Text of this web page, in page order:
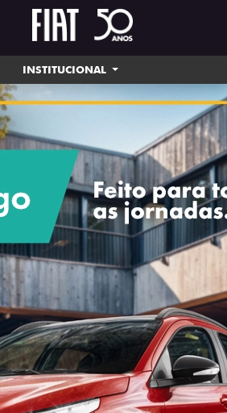
INSTITUCIONAL